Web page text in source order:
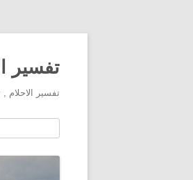
تفسير
تفسير الاحلام